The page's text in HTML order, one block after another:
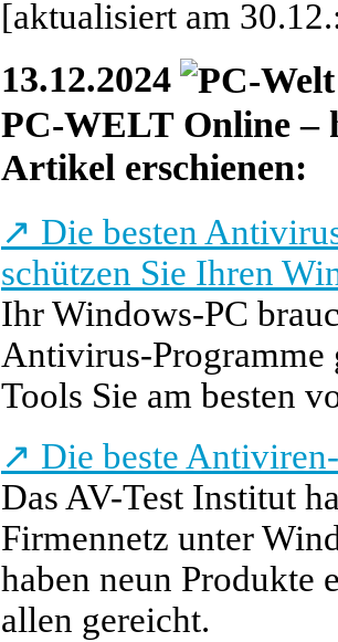
[aktualisiert am
13.12.2024
PC-WELT Online –
Artikel erschienen:
↗ Die besten
schützen Sie Ihren
Ihr Windows-PC
Antivirus-Programme
Tools Sie am besten
↗ Die beste
Das AV-Test Institut
Firmennetz unter
haben neun Produkte
allen gereicht.